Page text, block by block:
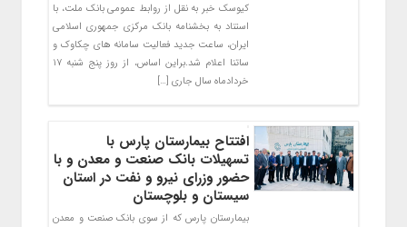
کیوسک خبر به نقل از روابط عمومی بانک ملت، با
استناد به بخشنامه بانک مرکزی جمهوری اسلامی
ایران، ساعت جدید فعالیت سامانه های چکاوک و
ساتنا اعلام شد.براین اساس، از روز پنج شنبه ۱۷
خردادماه سال جاری […]
افتتاح بیمارستان پارس با
تسهیلات بانک صنعت و معدن و با
حضور وزرای نیرو و نفت در استان
سیستان و بلوچستان
بیمارستان پارس که از سوی بانک صنعت و معدن